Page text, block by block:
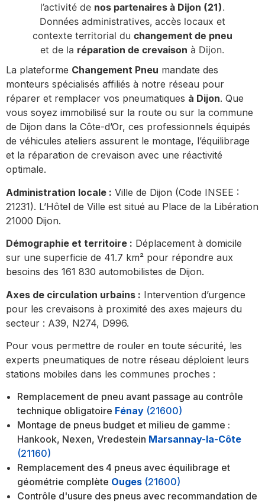
l’activité de nos partenaires à Dijon (21).
Données administratives, accès locaux et
contexte territorial du changement de pneu
et de la réparation de crevaison à Dijon.
La plateforme Changement Pneu mandate des
monteurs spécialisés affiliés à notre réseau pour
réparer et remplacer vos pneumatiques à Dijon. Que
vous soyez immobilisé sur la route ou sur la commune
de Dijon dans la Côte-d’Or, ces professionnels équipés
de véhicules ateliers assurent le montage, l’équilibrage
et la réparation de crevaison avec une réactivité
optimale.
Administration locale : Ville de Dijon (Code INSEE :
21231). L’Hôtel de Ville est situé au Place de la Libération
21000 Dijon.
Démographie et territoire : Déplacement à domicile
sur une superficie de 41.7 km² pour répondre aux
besoins des 161 830 automobilistes de Dijon.
Axes de circulation urbains : Intervention d’urgence
pour les crevaisons à proximité des axes majeurs du
secteur : A39, N274, D996.
Pour vous permettre de rouler en toute sécurité, les
experts pneumatiques de notre réseau déploient leurs
stations mobiles dans les communes proches :
Remplacement de pneu avant passage au contrôle
technique obligatoire Fénay (21600)
Montage de pneus budget et milieu de gamme :
Hankook, Nexen, Vredestein Marsannay-la-Côte
(21160)
Remplacement des 4 pneus avec équilibrage et
géométrie complète Ouges (21600)
Contrôle d'usure des pneus avec recommandation de